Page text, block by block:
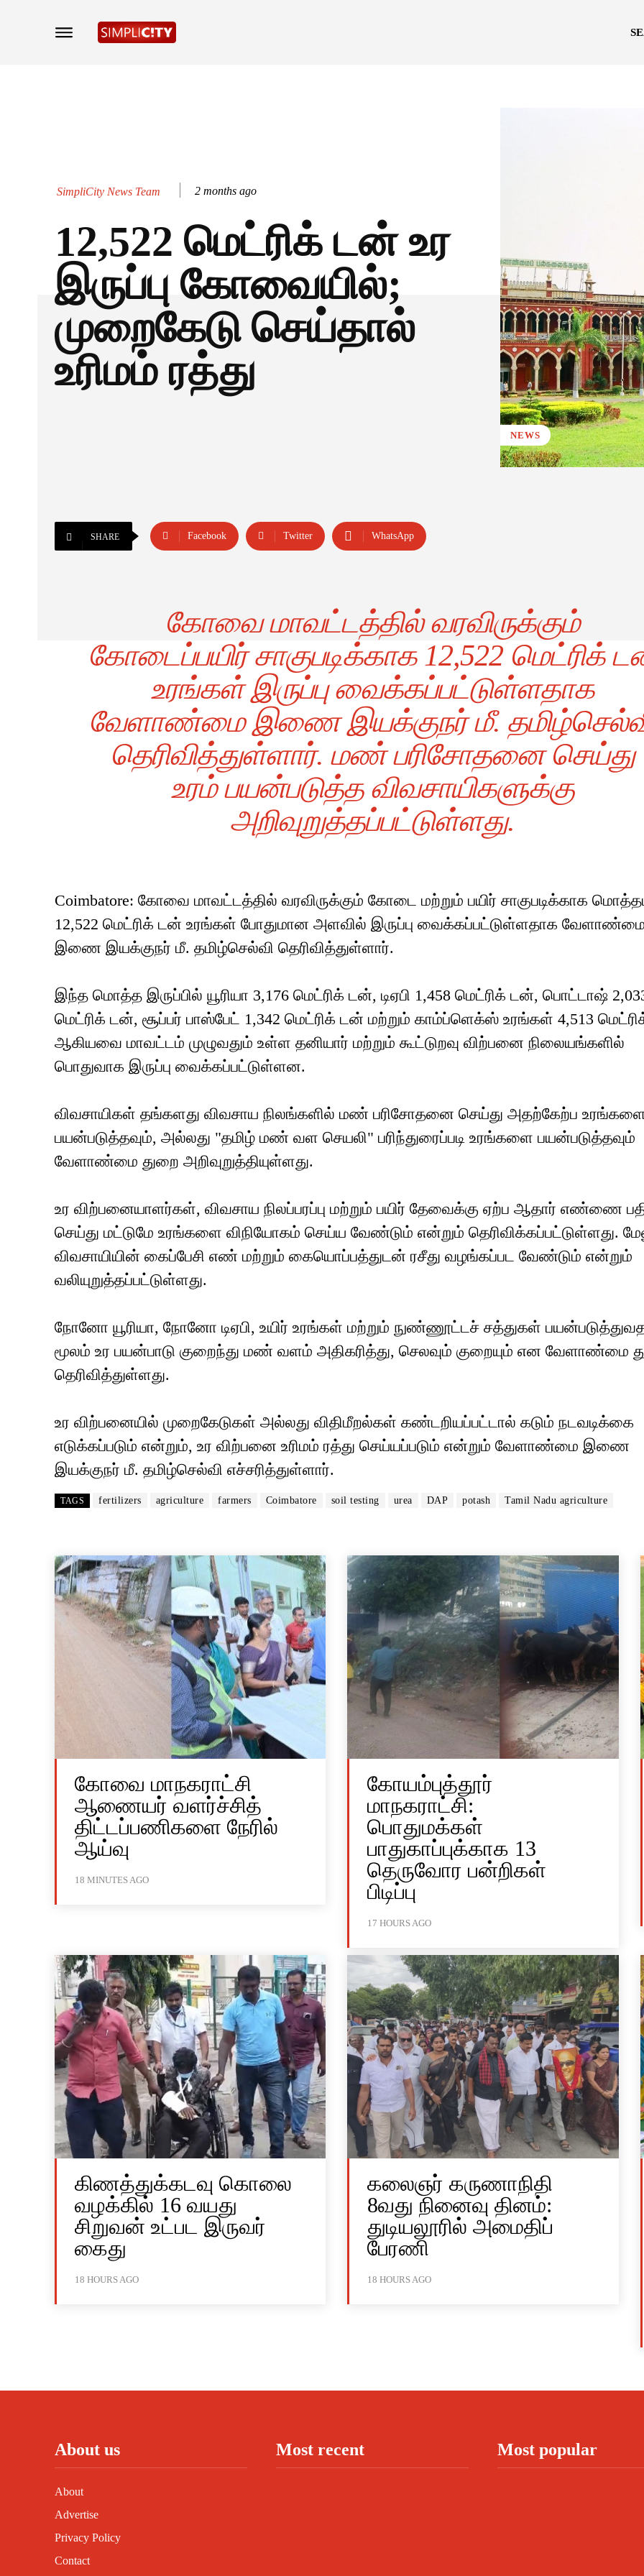
SimpliCity News Team 2 months ago
12,522 மெட்ரிக் டன் உர
இருப்பு கோவையில்;
முறைகேடு செய்தால்
உரிமம் ரத்து
NEWS
SHARE Facebook Twitter WhatsApp
கோவை மாவட்டத்தில் வரவிருக்கும்
கோடைப்பயிர் சாகுபடிக்காக 12,522 மெட்ரிக்
உரங்கள் இருப்பு வைக்கப்பட்டுள்ளதாக
வேளாண்மை இணை இயக்குநர் மீ.
தெரிவித்துள்ளார். மண் பரிசோதனை செய்து
உரம் பயன்படுத்த விவசாயிகளுக்கு
அறிவுறுத்தப்பட்டுள்ளது.
Coimbatore: கோவை மாவட்டத்தில் வரவிருக்கும் கோடை மற்றும் பயிர் சாகுபடிக்காக
12,522 மெட்ரிக் டன் உரங்கள் போதுமான அளவில் இருப்பு வைக்கப்பட்டுள்ளதாக வேளாண்மை
இணை இயக்குநர் மீ. தமிழ்செல்வி தெரிவித்துள்ளார்.
இந்த மொத்த இருப்பில் யூரியா 3,176 மெட்ரிக் டன், டிஏபி 1,458 மெட்ரிக் டன், பொட்டாஷ்
மெட்ரிக் டன், சூப்பர் பாஸ்பேட் 1,342 மெட்ரிக் டன் மற்றும் காம்ப்ளெக்ஸ் உரங்கள் 4,513
ஆகியவை மாவட்டம் முழுவதும் உள்ள தனியார் மற்றும் கூட்டுறவு விற்பனை நிலையங்களில்
பொதுவாக இருப்பு வைக்கப்பட்டுள்ளன.
விவசாயிகள் தங்களது விவசாய நிலங்களில் மண் பரிசோதனை செய்து அதற்கேற்ப
பயன்படுத்தவும், அல்லது "தமிழ் மண் வள செயலி" பரிந்துரைப்படி உரங்களை பயன்படுத்தவும்
வேளாண்மை துறை அறிவுறுத்தியுள்ளது.
உர விற்பனையாளர்கள், விவசாய நிலப்பரப்பு மற்றும் பயிர் தேவைக்கு ஏற்ப ஆதார் எண்ணை
செய்து மட்டுமே உரங்களை விநியோகம் செய்ய வேண்டும் என்றும் தெரிவிக்கப்பட்டுள்ளது.
விவசாயியின் கைப்பேசி எண் மற்றும் கையொப்பத்துடன் ரசீது வழங்கப்பட வேண்டும் என்றும்
வலியுறுத்தப்பட்டுள்ளது.
நோனோ யூரியா, நோனோ டிஏபி, உயிர் உரங்கள் மற்றும் நுண்ணூட்டச் சத்துகள்
மூலம் உர பயன்பாடு குறைந்து மண் வளம் அதிகரித்து, செலவும் குறையும் என வேளாண்மை
தெரிவித்துள்ளது.
உர விற்பனையில் முறைகேடுகள் அல்லது விதிமீறல்கள் கண்டறியப்பட்டால் கடும் நடவடிக்கை
எடுக்கப்படும் என்றும், உர விற்பனை உரிமம் ரத்து செய்யப்படும் என்றும் வேளாண்மை இணை
இயக்குநர் மீ. தமிழ்செல்வி எச்சரித்துள்ளார்.
TAGS fertilizers agriculture farmers Coimbatore soil testing urea DAP potash Tamil Nadu agriculture
கோவை மாநகராட்சி
ஆணையர் வளர்ச்சித்
திட்டப்பணிகளை நேரில்
ஆய்வு
18 MINUTES AGO
கோயம்புத்தூர்
மாநகராட்சி:
பொதுமக்கள்
பாதுகாப்புக்காக 13
தெருவோர பன்றிகள்
பிடிப்பு
17 HOURS AGO
கிணத்துக்கடவு கொலை
வழக்கில் 16 வயது
சிறுவன் உட்பட இருவர்
கைது
18 HOURS AGO
கலைஞர் கருணாநிதி
8வது நினைவு தினம்:
துடியலூரில் அமைதிப்
பேரணி
18 HOURS AGO
About us
About
Advertise
Privacy Policy
Contact
Most recent Most popular